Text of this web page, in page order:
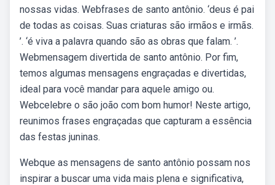
nossas vidas. Webfrases de santo antônio. ‘deus é pai
de todas as coisas. Suas criaturas são irmãos e irmãs.
’. ‘é viva a palavra quando são as obras que falam. ’.
Webmensagem divertida de santo antônio. Por fim,
temos algumas mensagens engraçadas e divertidas,
ideal para você mandar para aquele amigo ou.
Webcelebre o são joão com bom humor! Neste artigo,
reunimos frases engraçadas que capturam a essência
das festas juninas.
Webque as mensagens de santo antônio possam nos
inspirar a buscar uma vida mais plena e significativa,